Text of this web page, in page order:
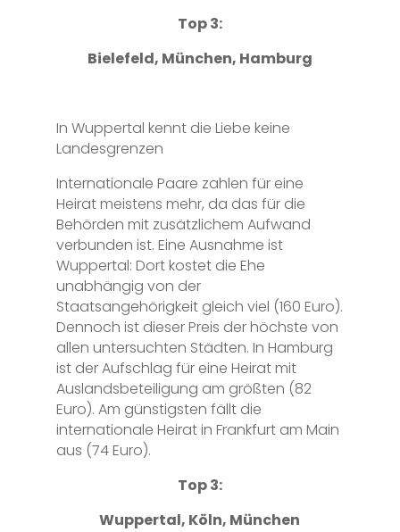
Top 3:
Bielefeld, München, Hamburg
In Wuppertal kennt die Liebe keine
Landesgrenzen
Internationale Paare zahlen für eine
Heirat meistens mehr, da das für die
Behörden mit zusätzlichem Aufwand
verbunden ist. Eine Ausnahme ist
Wuppertal: Dort kostet die Ehe
unabhängig von der
Staatsangehörigkeit gleich viel (160 Euro).
Dennoch ist dieser Preis der höchste von
allen untersuchten Städten. In Hamburg
ist der Aufschlag für eine Heirat mit
Auslandsbeteiligung am größten (82
Euro). Am günstigsten fällt die
internationale Heirat in Frankfurt am Main
aus (74 Euro).
Top 3:
Wuppertal, Köln, München